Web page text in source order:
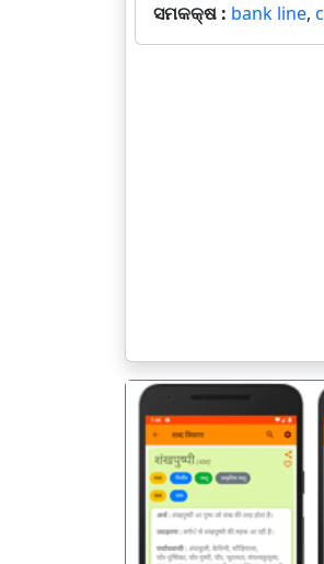
ସମକକ୍ଷ : bank line,
पिछला